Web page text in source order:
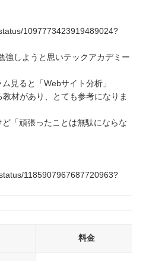
1097773423919489024?
強しようと思いテックアカデミー
見ると「Webサイト分析」
教材があり、とても参考になりま
「頑張ったことは無駄にならな
1185907967687720963?
料金